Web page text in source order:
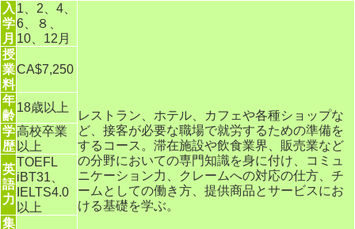
入
学
月
1、2、4、
6、８、
10、12月
レストラン、ホテル、カフェや各種ショップな
ど、接客が必要な職場で就労するための準備を
するコース。滞在施設や飲食業界、販売業など
の分野においての専門知識を身に付け、コミュ
ニケーション力、クレームへの対応の仕方、チ
ームとしての働き方、提供商品とサービスにお
ける基礎を学ぶ。
授
業
料
CA$7,250
年
齢
18歳以上
学
歴
高校卒業
以上
英
語
力
TOEFL
iBT31、
IELTS4.0
以上
集